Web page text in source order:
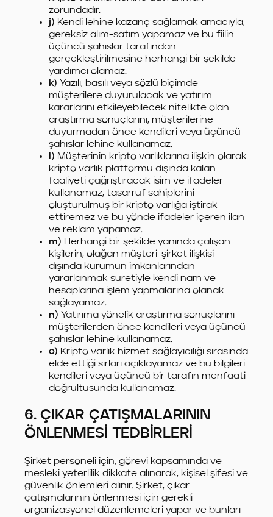
zorundadır.
j) Kendi lehine kazanç sağlamak amacıyla,
gereksiz alım-satım yapamaz ve bu fiilin
üçüncü şahıslar tarafından
gerçekleştirilmesine herhangi bir şekilde
yardımcı olamaz.
k) Yazılı, basılı veya sözlü biçimde
müşterilere duyurulacak ve yatırım
kararlarını etkileyebilecek nitelikte olan
araştırma sonuçlarını, müşterilerine
duyurmadan önce kendileri veya üçüncü
şahıslar lehine kullanamaz.
l) Müşterinin kripto varlıklarına ilişkin olarak
kripto varlık platformu dışında kalan
faaliyeti çağrıştıracak isim ve ifadeler
kullanamaz, tasarruf sahiplerini
oluşturulmuş bir kripto varlığa iştirak
ettiremez ve bu yönde ifadeler içeren ilan
ve reklam yapamaz.
m) Herhangi bir şekilde yanında çalışan
kişilerin, olağan müşteri-şirket ilişkisi
dışında kurumun imkanlarından
yararlanmak suretiyle kendi nam ve
hesaplarına işlem yapmalarına olanak
sağlayamaz.
n) Yatırıma yönelik araştırma sonuçlarını
müşterilerden önce kendileri veya üçüncü
şahıslar lehine kullanamaz.
o) Kripto varlık hizmet sağlayıcılığı sırasında
elde ettiği sırları açıklayamaz ve bu bilgileri
kendileri veya üçüncü bir tarafın menfaati
doğrultusunda kullanamaz.
6. ÇIKAR ÇATIŞMALARININ
ÖNLENMESİ TEDBİRLERİ
Şirket personeli için, görevi kapsamında ve
mesleki yeterlilik dikkate alınarak, kişisel şifesi ve
güvenlik önlemleri alınır. Şirket, çıkar
çatışmalarının önlenmesi için gerekli
organizasyonel düzenlemeleri yapar ve bunları